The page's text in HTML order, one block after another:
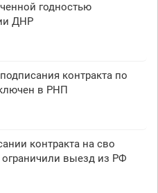
годностью
ДНР
контракта по
в РНП
контракта на сво
выезд из РФ